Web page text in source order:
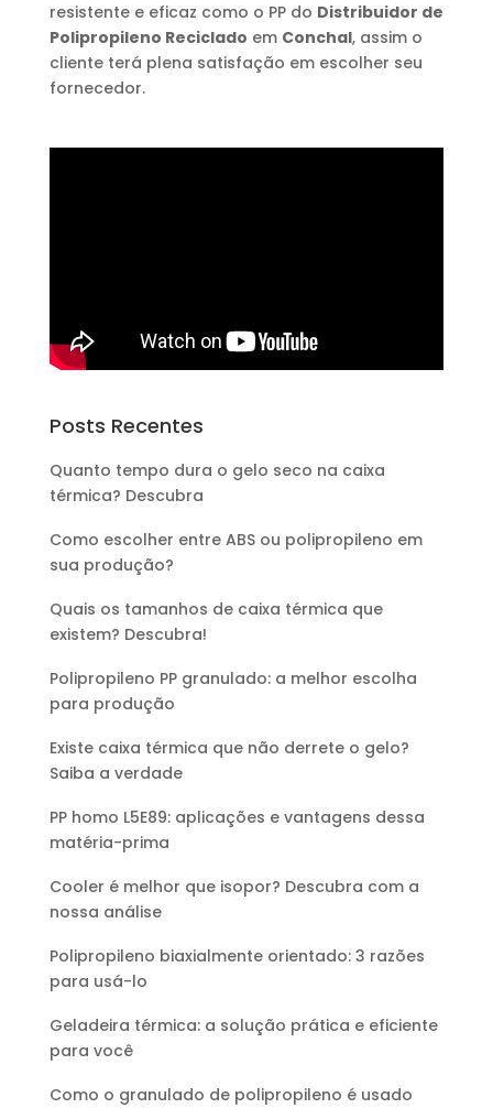
resistente e eficaz como o PP do Distribuidor de
Polipropileno Reciclado em Conchal, assim o
cliente terá plena satisfação em escolher seu
fornecedor.
Posts Recentes
Quanto tempo dura o gelo seco na caixa
térmica? Descubra
Como escolher entre ABS ou polipropileno em
sua produção?
Quais os tamanhos de caixa térmica que
existem? Descubra!
Polipropileno PP granulado: a melhor escolha
para produção
Existe caixa térmica que não derrete o gelo?
Saiba a verdade
PP homo L5E89: aplicações e vantagens dessa
matéria-prima
Cooler é melhor que isopor? Descubra com a
nossa análise
Polipropileno biaxialmente orientado: 3 razões
para usá-lo
Geladeira térmica: a solução prática e eficiente
para você
Como o granulado de polipropileno é usado